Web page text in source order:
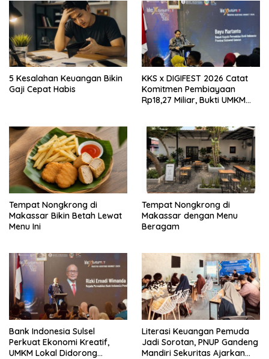
5 Kesalahan Keuangan Bikin
Gaji Cepat Habis
KKS x DIGIFEST 2026 Catat
Komitmen Pembiayaan
Rp18,27 Miliar, Bukti UMKM
Tempat Nongkrong di
Makassar Bikin Betah Lewat
Menu Ini
Tempat Nongkrong di
Makassar dengan Menu
Beragam
Bank Indonesia Sulsel
Perkuat Ekonomi Kreatif,
UMKM Lokal Didorong
Literasi Keuangan Pemuda
Jadi Sorotan, PNUP Gandeng
Mandiri Sekuritas Ajarkan